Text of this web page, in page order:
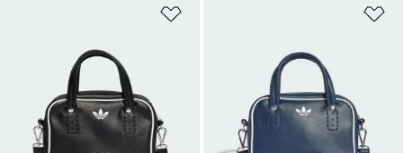
Προσθήκη στη Λίστα Επιθυμιών